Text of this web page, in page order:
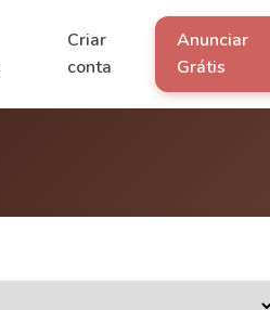
Criar
conta
Anunciar
Grátis